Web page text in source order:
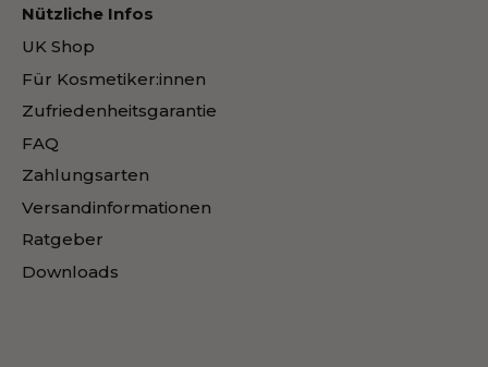
Nützliche Infos
UK Shop
Für Kosmetiker:innen
Zufriedenheitsgarantie
FAQ
Zahlungsarten
Versandinformationen
Ratgeber
Downloads